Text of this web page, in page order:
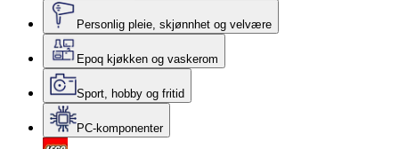
Personlig pleie, skjønnhet og velvære
Epoq kjøkken og vaskerom
Sport, hobby og fritid
PC-komponenter